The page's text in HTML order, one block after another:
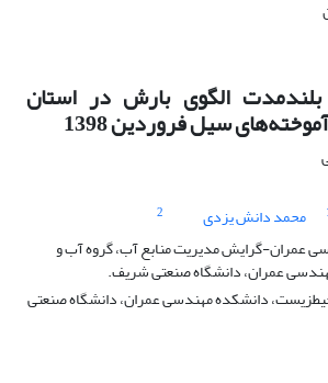
بلندمدت الگوی بارش در استان
سیل فروردین 1398
محمد دانش یزدی
2
عمران-گرایش مدیریت منابع آب، گروه آب و
عمران، دانشگاه صنعتی شریف.
دانشکده مهندسی عمران، دانشگاه صنعتی